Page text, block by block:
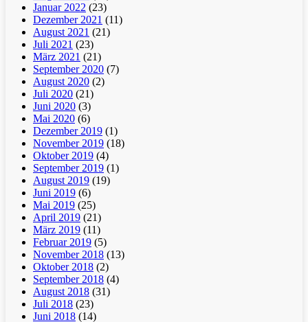
Januar 2022 (23)
Dezember 2021 (11)
August 2021 (21)
Juli 2021 (23)
März 2021 (21)
September 2020 (7)
August 2020 (2)
Juli 2020 (21)
Juni 2020 (3)
Mai 2020 (6)
Dezember 2019 (1)
November 2019 (18)
Oktober 2019 (4)
September 2019 (1)
August 2019 (19)
Juni 2019 (6)
Mai 2019 (25)
April 2019 (21)
März 2019 (11)
Februar 2019 (5)
November 2018 (13)
Oktober 2018 (2)
September 2018 (4)
August 2018 (31)
Juli 2018 (23)
Juni 2018 (14)